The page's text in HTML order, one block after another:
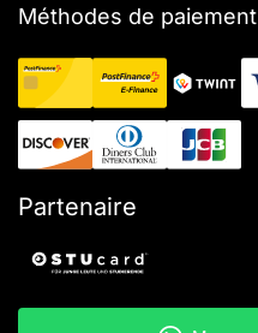
Méthodes de paiement
Partenaire